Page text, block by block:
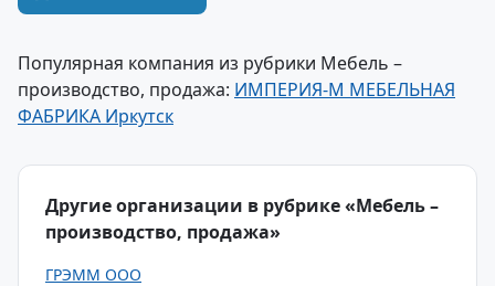
Популярная компания из рубрики Мебель –
производство, продажа: ИМПЕРИЯ-М МЕБЕЛЬНАЯ
ФАБРИКА Иркутск
Другие организации в рубрике «Мебель –
производство, продажа»
ГРЭММ ООО